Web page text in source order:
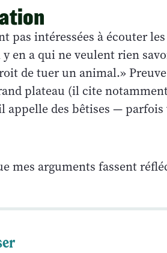
pas intéressées à écouter
y en a qui ne veulent rien
de tuer un animal.»
plateau (il cite
appelle des bêtises —
mes arguments fassent